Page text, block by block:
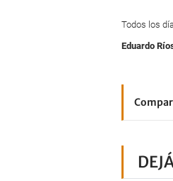
Todos los
Eduardo